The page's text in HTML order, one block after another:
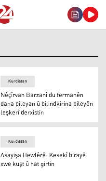
Kurdistan
Nêçîrvan Barzanî du fermanên
dana pileyan û bilindkirina pileyên
leşkerî derxistin
Kurdistan
Asayişa Hewlêrê: Kesekî birayê
xwe kuşt û hat girtin